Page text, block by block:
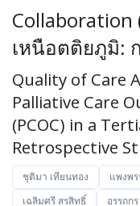
Collaboration
เหนือตติยภูมิ:
Quality of Care
Palliative Care
(PCOC) in a
Retrospective
ชุติมา เทียนทอง แพงพ
เฉลิมศรี สรสิทธิ์
อรรถก